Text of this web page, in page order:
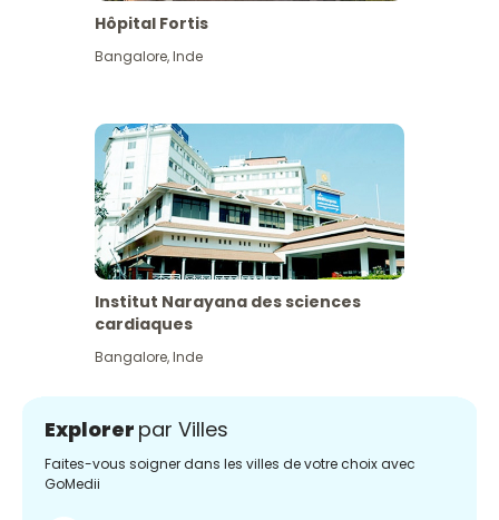
Hôpital Fortis
Bangalore,Inde
Institut Narayana des sciences
cardiaques
Bangalore,Inde
Explorer par Villes
Faites-vous soigner dans les villes de votre choix avec
GoMedii